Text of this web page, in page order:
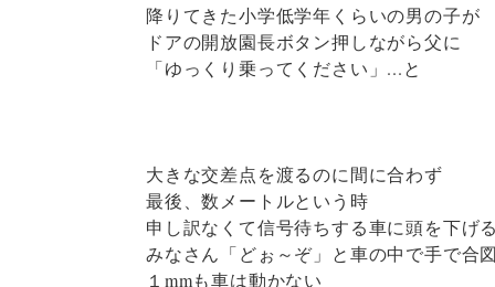
降りてきた小学低学年くらいの男の子が
ドアの開放園長ボタン押しながら父に
「ゆっくり乗ってください」...と
大きな交差点を渡るのに間に合わず
最後、数メートルという時
申し訳なくて信号待ちする車に頭を下げ
みなさん「どぉ～ぞ」と車の中で手で合
１mmも車は動かない